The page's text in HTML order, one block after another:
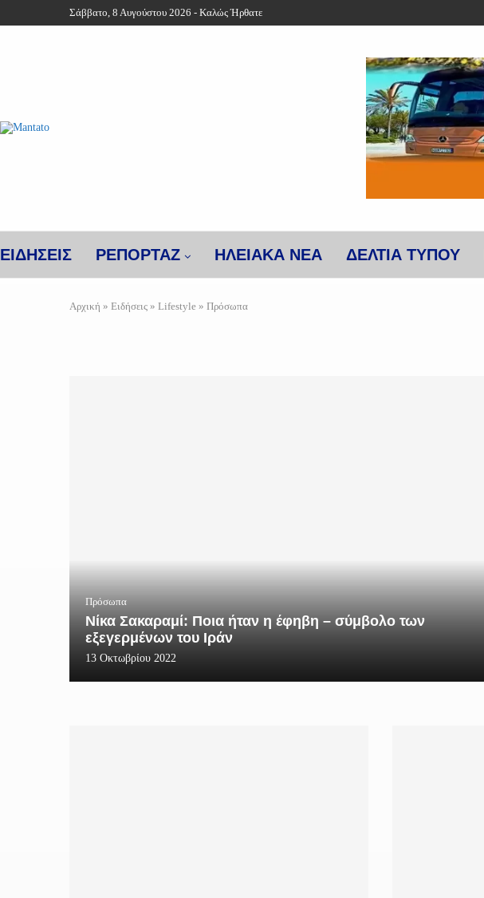
Σάββατο, 8 Αυγούστου 2026 - Καλώς Ήρθατε
ΕΙΔΗΣΕΙΣ ΡΕΠΟΡΤΑΖ ΗΛΕΙΑΚΑ ΝΕΑ ΔΕΛΤΙΑ ΤΥΠΟΥ
Αρχική » Ειδήσεις » Lifestyle » Πρόσωπα
Πρόσωπα
Νίκα Σακαραμί: Ποια ήταν η έφηβη – σύμβολο των
εξεγερμένων του Ιράν
13 Οκτωβρίου 2022